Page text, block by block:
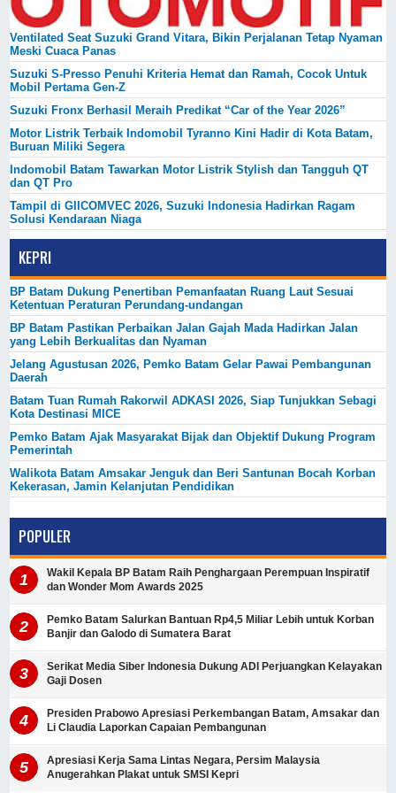
Ventilated Seat Suzuki Grand Vitara, Bikin Perjalanan Tetap Nyaman
Meski Cuaca Panas
Suzuki S-Presso Penuhi Kriteria Hemat dan Ramah, Cocok Untuk
Mobil Pertama Gen-Z
Suzuki Fronx Berhasil Meraih Predikat “Car of the Year 2026”
Motor Listrik Terbaik Indomobil Tyranno Kini Hadir di Kota Batam,
Buruan Miliki Segera
Indomobil Batam Tawarkan Motor Listrik Stylish dan Tangguh QT
dan QT Pro
Tampil di GIICOMVEC 2026, Suzuki Indonesia Hadirkan Ragam
Solusi Kendaraan Niaga
KEPRI
BP Batam Dukung Penertiban Pemanfaatan Ruang Laut Sesuai
Ketentuan Peraturan Perundang-undangan
BP Batam Pastikan Perbaikan Jalan Gajah Mada Hadirkan Jalan
yang Lebih Berkualitas dan Nyaman
Jelang Agustusan 2026, Pemko Batam Gelar Pawai Pembangunan
Daerah
Batam Tuan Rumah Rakorwil ADKASI 2026, Siap Tunjukkan Sebagi
Kota Destinasi MICE
Pemko Batam Ajak Masyarakat Bijak dan Objektif Dukung Program
Pemerintah
Walikota Batam Amsakar Jenguk dan Beri Santunan Bocah Korban
Kekerasan, Jamin Kelanjutan Pendidikan
POPULER
Wakil Kepala BP Batam Raih Penghargaan Perempuan Inspiratif
dan Wonder Mom Awards 2025
Pemko Batam Salurkan Bantuan Rp4,5 Miliar Lebih untuk Korban
Banjir dan Galodo di Sumatera Barat
Serikat Media Siber Indonesia Dukung ADI Perjuangkan Kelayakan
Gaji Dosen
Presiden Prabowo Apresiasi Perkembangan Batam, Amsakar dan
Li Claudia Laporkan Capaian Pembangunan
Apresiasi Kerja Sama Lintas Negara, Persim Malaysia
Anugerahkan Plakat untuk SMSI Kepri